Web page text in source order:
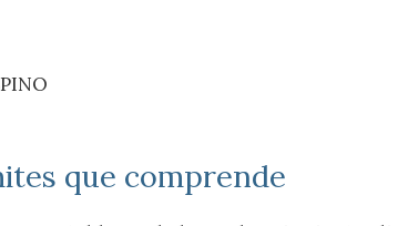
que comprende